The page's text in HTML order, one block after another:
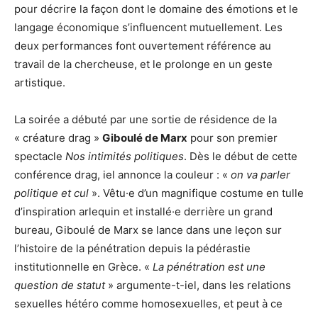
pour décrire la façon dont le domaine des émotions et le
langage économique s’influencent mutuellement. Les
deux performances font ouvertement référence au
travail de la chercheuse, et le prolonge en un geste
artistique.
La soirée a débuté par une sortie de résidence de la
« créature drag » Giboulé de Marx pour son premier
spectacle Nos intimités politiques. Dès le début de cette
conférence drag, iel annonce la couleur : « on va parler
politique et cul ». Vêtu·e d’un magnifique costume en tulle
d’inspiration arlequin et installé·e derrière un grand
bureau, Giboulé de Marx se lance dans une leçon sur
l’histoire de la pénétration depuis la pédérastie
institutionnelle en Grèce. « La pénétration est une
question de statut » argumente-t-iel, dans les relations
sexuelles hétéro comme homosexuelles, et peut à ce